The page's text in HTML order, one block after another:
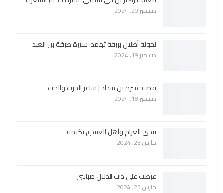
ديسمبر 20, 2024
لخولة أطلال ببرقة ثهمد: سيرة طرفة بن العبد
ديسمبر 19, 2024
قصة عنترة بن شداد | شاعر الحرب والحب
ديسمبر 18, 2024
تبدي الغرام وأهل العشق تكتمه
مارس 23, 2024
عرضت على ذات الدلال صبابتي
مارس 23, 2024